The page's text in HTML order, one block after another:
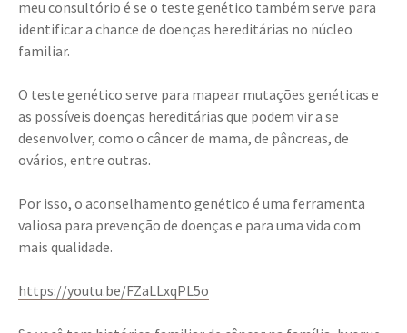
meu consultório é se o teste genético também serve para
identificar a chance de doenças hereditárias no núcleo
familiar.
O teste genético serve para mapear mutações genéticas e
as possíveis doenças hereditárias que podem vir a se
desenvolver, como o câncer de mama, de pâncreas, de
ovários, entre outras.
Por isso, o aconselhamento genético é uma ferramenta
valiosa para prevenção de doenças e para uma vida com
mais qualidade.
https://youtu.be/FZaLLxqPL5o